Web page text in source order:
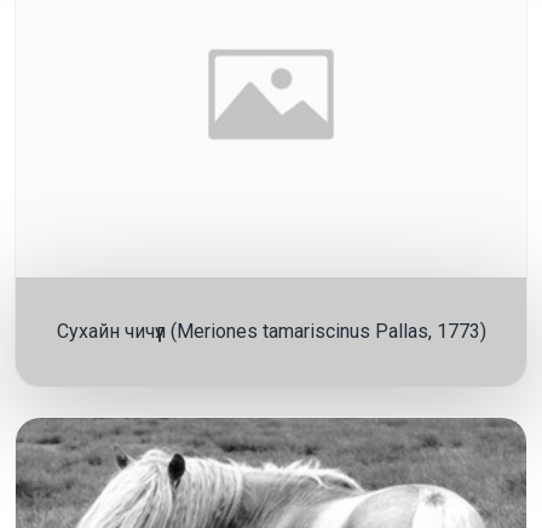
Сухайн чичүүл (Meriones tamariscinus Pallas, 1773)